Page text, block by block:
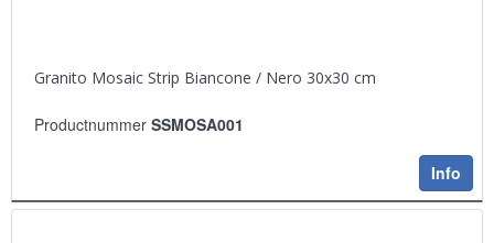
Granito Mosaic Strip Biancone / Nero 30x30 cm
Productnummer SSMOSA001
Info